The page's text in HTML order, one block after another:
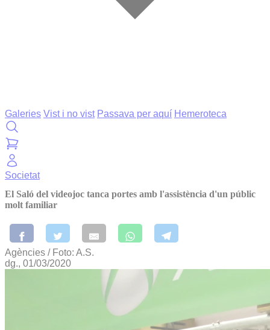
Galeries Vist i no vist Passava per aquí Hemeroteca
Societat
El Saló del videojoc tanca portes amb l'assistència d'un públic
molt familiar
Agències / Foto: A.S.
dg., 01/03/2020